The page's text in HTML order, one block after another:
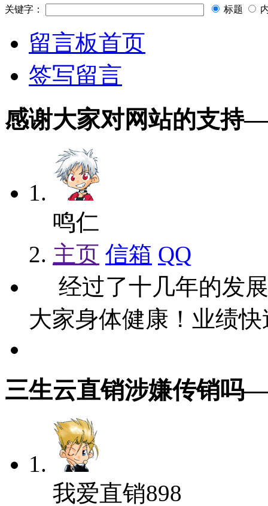
关键字： 标题
留言板首页
签写留言
感谢大家对网站的支持
鸣仁
主页 信箱 QQ
经过了十几年的发
大家身体健康！业绩
三生云直销涉嫌传销吗
我爱直销898